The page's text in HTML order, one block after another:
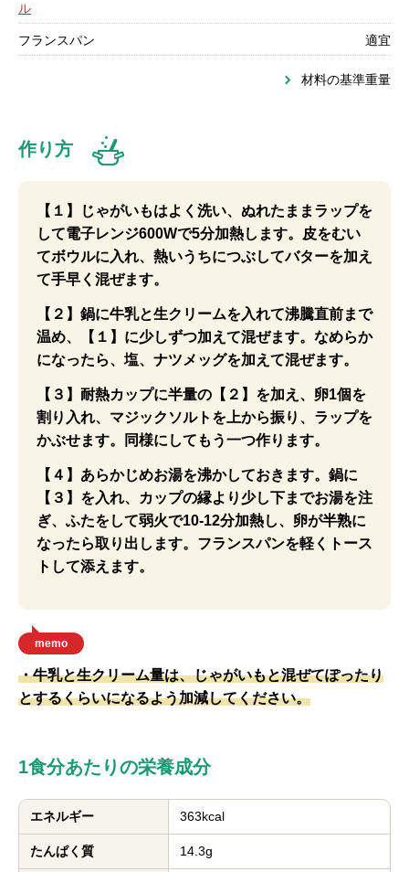
ル
フランスパン 適宜
材料の基準重量
作り方
【１】じゃがいもはよく洗い、ぬれたままラップを
して電子レンジ600Wで5分加熱します。皮をむい
てボウルに入れ、熱いうちにつぶしてバターを加え
て手早く混ぜます。
【２】鍋に牛乳と生クリームを入れて沸騰直前まで
温め、【１】に少しずつ加えて混ぜます。なめらか
になったら、塩、ナツメッグを加えて混ぜます。
【３】耐熱カップに半量の【２】を加え、卵1個を
割り入れ、マジックソルトを上から振り、ラップを
かぶせます。同様にしてもう一つ作ります。
【４】あらかじめお湯を沸かしておきます。鍋に
【３】を入れ、カップの縁より少し下までお湯を注
ぎ、ふたをして弱火で10-12分加熱し、卵が半熟に
なったら取り出します。フランスパンを軽くトース
トして添えます。
memo
・牛乳と生クリーム量は、じゃがいもと混ぜてぽったり
とするくらいになるよう加減してください。
1食分あたりの栄養成分
エネルギー 363kcal
たんぱく質 14.3g